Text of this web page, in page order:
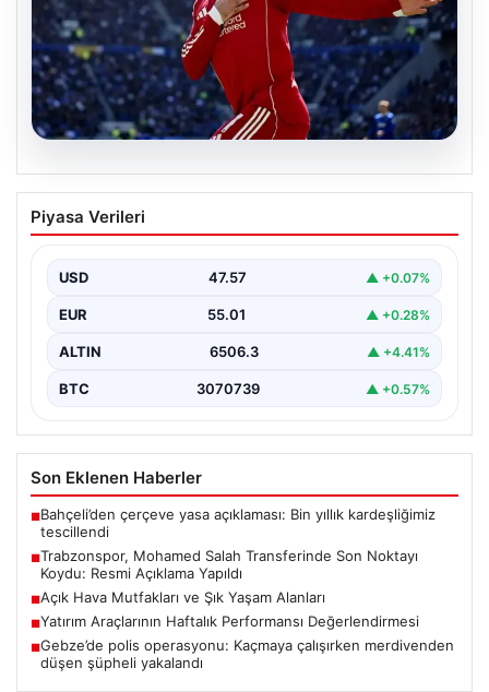
05.08.2026
Trabzonspor, Mohamed Salah
Transferinde Son Noktayı Koydu: Resmi
Trabzonspor, uzun süredir yoğun olarak gündemde
…
Piyasa Verileri
USD 47.57 ▲ +0.07%
EUR 55.01 ▲ +0.28%
ALTIN 6506.3 ▲ +4.41%
BTC 3070739 ▲ +0.57%
Son Eklenen Haberler
■Bahçeli’den çerçeve yasa açıklaması: Bin yıllık kardeşliğimiz
tescillendi
■Trabzonspor, Mohamed Salah Transferinde Son Noktayı
Koydu: Resmi Açıklama Yapıldı
■Açık Hava Mutfakları ve Şık Yaşam Alanları
■Yatırım Araçlarının Haftalık Performansı Değerlendirmesi
■Gebze’de polis operasyonu: Kaçmaya çalışırken merdivenden
düşen şüpheli yakalandı